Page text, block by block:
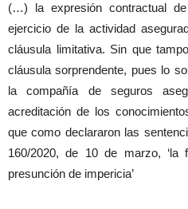
(…) la expresión contractual
ejercicio de la actividad
cláusula limitativa. Sin que
cláusula sorprendente, pues lo
la compañía de seguros
acreditación de los
que como declararon las
160/2020, de 10 de marzo, ‘la
presunción de impericia’